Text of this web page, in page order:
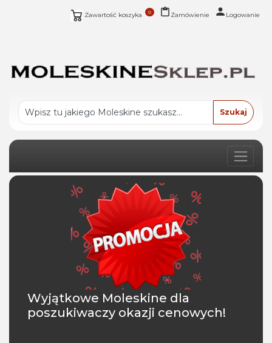
Zawartość koszyka 0 Zamówienie Logowanie
Wyjątkowe Moleskine dla
poszukiwaczy okazji cenowych!